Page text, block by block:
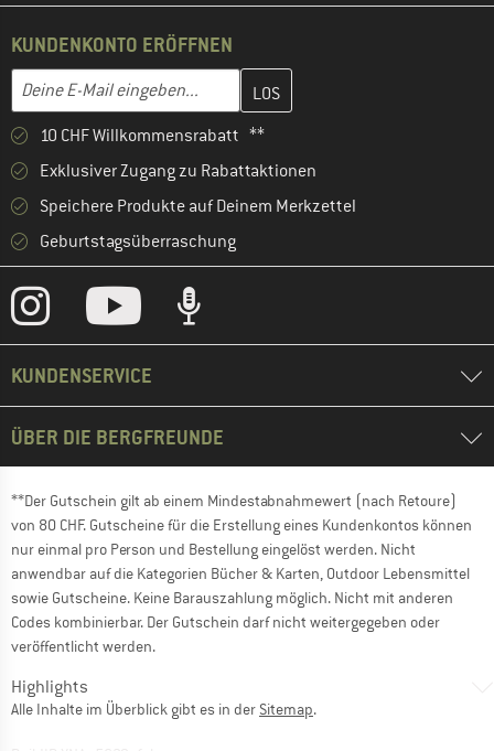
KUNDENKONTO ERÖFFNEN
E-Mail-Adresse
Gib hier deine E-Mail-Adresse ein und erstelle im nächsten
10 CHF Willkommensrabatt **
Exklusiver Zugang zu Rabattaktionen
Speichere Produkte auf Deinem Merkzettel
Geburtstagsüberraschung
KUNDENSERVICE
ÜBER DIE BERGFREUNDE
**Der Gutschein gilt ab einem Mindestabnahmewert (nach Retoure)
von 80 CHF. Gutscheine für die Erstellung eines Kundenkontos können
nur einmal pro Person und Bestellung eingelöst werden. Nicht
anwendbar auf die Kategorien Bücher & Karten, Outdoor Lebensmittel
sowie Gutscheine. Keine Barauszahlung möglich. Nicht mit anderen
Codes kombinierbar. Der Gutschein darf nicht weitergegeben oder
veröffentlicht werden.
Highlights
Alle Inhalte im Überblick gibt es in der Sitemap.